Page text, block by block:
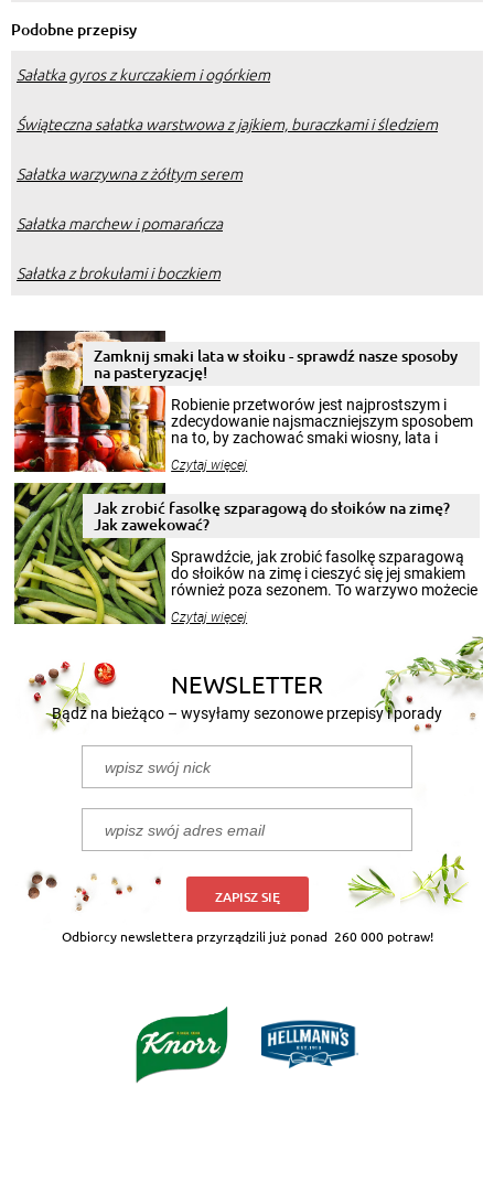
Podobne przepisy
Sałatka gyros z kurczakiem i ogórkiem
Świąteczna sałatka warstwowa z jajkiem, buraczkami i śledziem
Sałatka warzywna z żółtym serem
Sałatka marchew i pomarańcza
Sałatka z brokułami i boczkiem
Zamknij smaki lata w słoiku - sprawdź nasze sposoby
na pasteryzację!
Robienie przetworów jest najprostszym i
zdecydowanie najsmaczniejszym sposobem
na to, by zachować smaki wiosny, lata i
krajobrazów, by cieszyć nimi oko w sezonie
pełni poczuć atmosferę cieplejszych
miesięcy. Przygotowanie słoików ze
patenty, które pozwolą zachować świeżość
przetworów.
Czytaj więcej
Jak zrobić fasolkę szparagową do słoików na zimę?
Jak zawekować?
Sprawdźcie, jak zrobić fasolkę szparagową
do słoików na zimę i cieszyć się jej smakiem
również poza sezonem. To warzywo możecie
nasze propozycje!
Czytaj więcej
NEWSLETTER
Bądź na bieżąco – wysyłamy sezonowe przepisy i porady
ZAPISZ SIĘ
Odbiorcy newslettera przyrządzili już ponad 260 000 potraw!